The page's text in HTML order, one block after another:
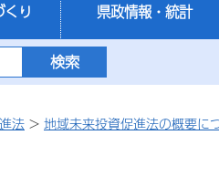
り 県政情報・統計
法 > 地域未来投資促進法の概要に